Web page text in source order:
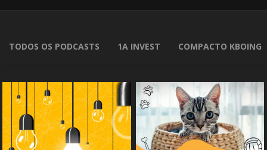
TODOS OS PODCASTS 1A INVEST COMPACTO KBOING